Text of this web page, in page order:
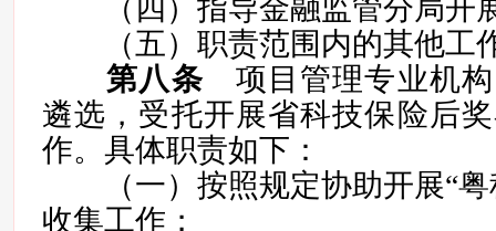
（四）指导金融监管分局开
（五）职责范围内的其他工
第八条项目管理专业机构
遴选，受托开展省科技保险后
作。具体职责如下：
（一）按照规定协助开展“粤
收集工作；